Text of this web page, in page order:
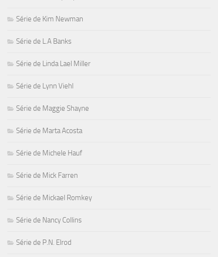
Série de Kim Newman
Série de L.A Banks
Série de Linda Lael Miller
Série de Lynn Viehl
Série de Maggie Shayne
Série de Marta Acosta
Série de Michele Hauf
Série de Mick Farren
Série de Mickael Romkey
Série de Nancy Collins
Série de P.N. Elrod